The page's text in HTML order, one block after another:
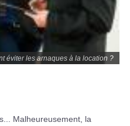
éviter les arnaques à la location ?
Malheureusement, la